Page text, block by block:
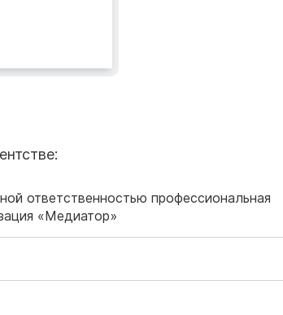
ответственностью профессиональная
«Медиатор»